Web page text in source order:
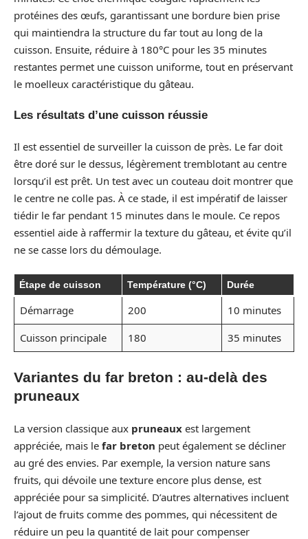
protéines des œufs, garantissant une bordure bien prise
qui maintiendra la structure du far tout au long de la
cuisson. Ensuite, réduire à 180°C pour les 35 minutes
restantes permet une cuisson uniforme, tout en préservant
le moelleux caractéristique du gâteau.
Les résultats d’une cuisson réussie
Il est essentiel de surveiller la cuisson de près. Le far doit
être doré sur le dessus, légèrement tremblotant au centre
lorsqu’il est prêt. Un test avec un couteau doit montrer que
le centre ne colle pas. À ce stade, il est impératif de laisser
tiédir le far pendant 15 minutes dans le moule. Ce repos
essentiel aide à raffermir la texture du gâteau, et évite qu’il
ne se casse lors du démoulage.
Étape de cuisson Température (°C) Durée
Démarrage 200
10 minutes
Cuisson principale
180 35 minutes
Variantes du far breton : au-delà des
pruneaux
La version classique aux pruneaux est largement
appréciée, mais le far breton peut également se décliner
au gré des envies. Par exemple, la version nature sans
fruits, qui dévoile une texture encore plus dense, est
appréciée pour sa simplicité. D’autres alternatives incluent
l’ajout de fruits comme des pommes, qui nécessitent de
réduire un peu la quantité de lait pour compenser